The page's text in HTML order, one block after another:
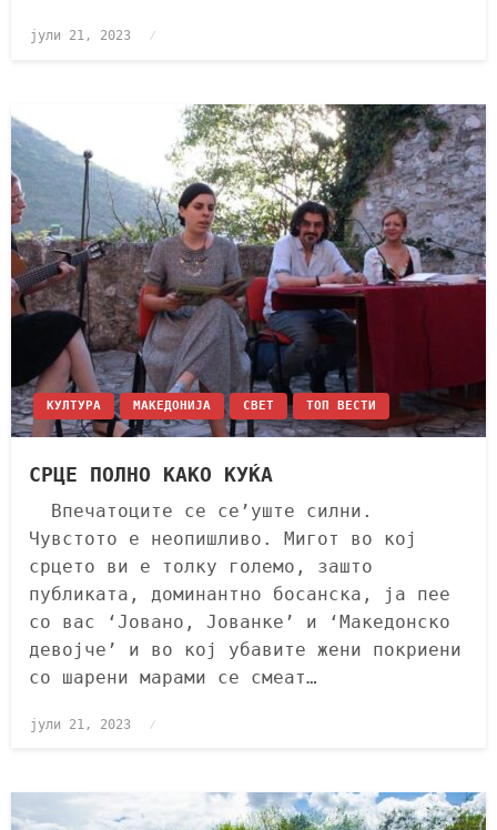
јули 21, 2023
КУЛТУРА МАКЕДОНИЈА СВЕТ ТОП ВЕСТИ
СРЦЕ ПОЛНО КАКО КУЌА
Впечатоците се се’уште силни.
Чувстото е неопишливо. Мигот во кој
срцето ви е толку големо, зашто
публиката, доминантно босанска, ја пее
со вас ‘Јовано, Јованке’ и ‘Македонско
девојче’ и во кој убавите жени покриени
со шарени марами се смеат…
јули 21, 2023